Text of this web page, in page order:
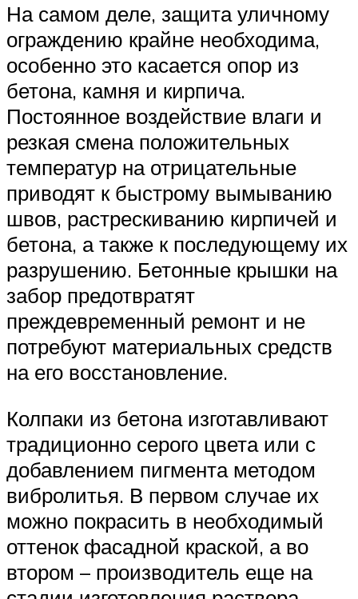
На самом деле, защита уличному
ограждению крайне необходима,
особенно это касается опор из
бетона, камня и кирпича.
Постоянное воздействие влаги и
резкая смена положительных
температур на отрицательные
приводят к быстрому вымыванию
швов, растрескиванию кирпичей и
бетона, а также к последующему их
разрушению. Бетонные крышки на
забор предотвратят
преждевременный ремонт и не
потребуют материальных средств
на его восстановление.
Колпаки из бетона изготавливают
традиционно серого цвета или с
добавлением пигмента методом
вибролитья. В первом случае их
можно покрасить в необходимый
оттенок фасадной краской, а во
втором – производитель еще на